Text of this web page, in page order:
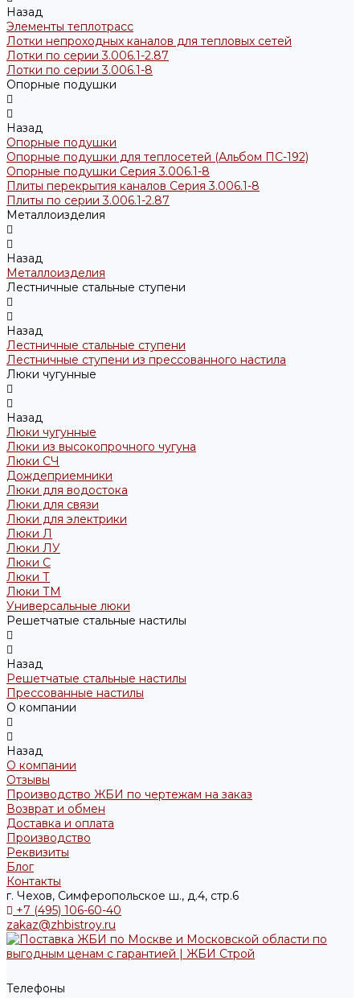
Назад
Элементы теплотрасс
Лотки непроходных каналов для тепловых сетей
Лотки по серии 3.006.1-2.87
Лотки по серии 3.006.1-8
Опорные подушки
Назад
Опорные подушки
Опорные подушки для теплосетей (Альбом ПС-192)
Опорные подушки Серия 3.006.1-8
Плиты перекрытия каналов Серия 3.006.1-8
Плиты по серии 3.006.1-2.87
Металлоизделия
Назад
Металлоизделия
Лестничные стальные ступени
Назад
Лестничные стальные ступени
Лестничные ступени из прессованного настила
Люки чугунные
Назад
Люки чугунные
Люки из высокопрочного чугуна
Люки СЧ
Дождеприемники
Люки для водостока
Люки для связи
Люки для электрики
Люки Л
Люки ЛУ
Люки С
Люки Т
Люки ТМ
Универсальные люки
Решетчатые стальные настилы
Назад
Решетчатые стальные настилы
Прессованные настилы
О компании
Назад
О компании
Отзывы
Производство ЖБИ по чертежам на заказ
Возврат и обмен
Доставка и оплата
Производство
Реквизиты
Блог
Контакты
г. Чехов, Симферопольское ш., д.4, стр.6
+7 (495) 106-60-40
zakaz@zhbistroy.ru
Телефоны